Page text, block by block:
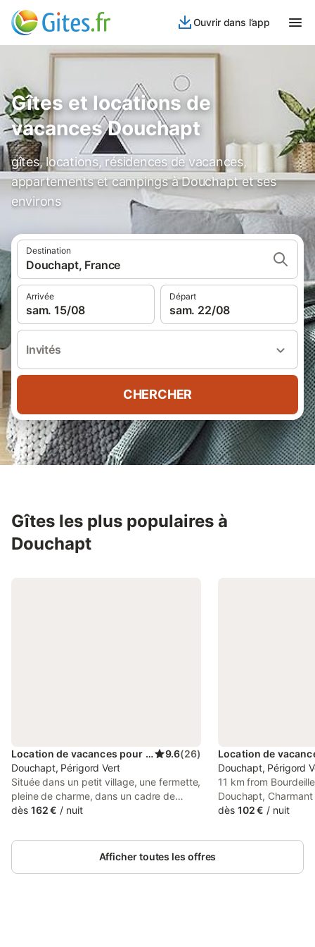
Ouvrir dans l’app
Gîtes et locations de
vacances Douchapt
gîtes, locations, résidences de vacances,
appartements et campings à Douchapt et ses
environs
Destination
Douchapt, France
Arrivée
sam. 15/08
Départ
sam. 22/08
Invités
CHERCHER
Gîtes les plus populaires à
Douchapt
Location de vacances pour 5 personnes 9.6(26)
Douchapt, Périgord Vert
Située dans un petit village, une fermette,
pleine de charme, dans un cadre de
verdure vous attend pour passer un
comprend: ✔︎ en rez de chaussée : -
entrée ,véranda ,cuisine ouverte très bien
dès 162 € / nuit
Douchapt, Périgord
11 km from
Douchapt,
vert Bellis Perennis
The property has
dès 102 € / nuit
Afficher toutes les offres